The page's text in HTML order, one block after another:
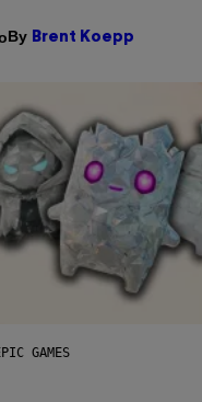
By Brent Koepp
GAMES